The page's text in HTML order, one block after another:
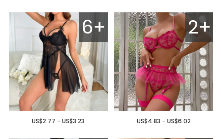
6+
US$2.77 - US$3.23
2+
US$4.83 - US$6.02